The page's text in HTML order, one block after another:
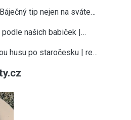
tip nejen na sváte…
našich babiček |…
husu po staročesku | re…